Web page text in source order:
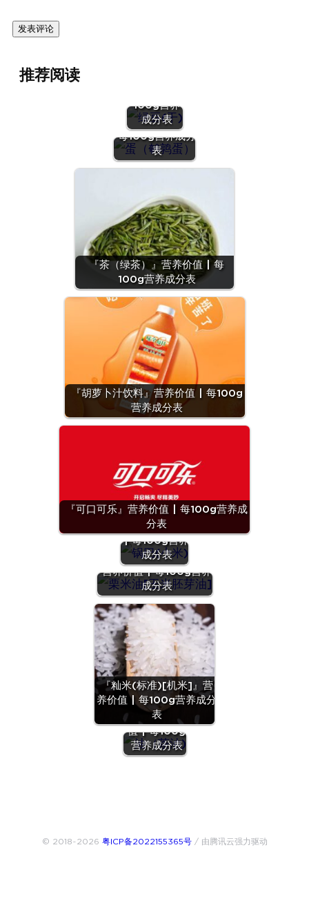
推荐阅读
100g营养
成分表
『蛋（鹌鹑
蛋）』营养价值 |
每100g营养成分
表
『茶（绿茶）』营养价值 | 每
100g营养成分表
『胡萝卜汁饮料』营养价值 | 每100g
营养成分表
『可口可乐』营养价值 | 每100g营养成
分表
『锅巴(小
米)』营养价值
| 每100g营养
成分表
『栗米油[玉米胚芽油]』
营养价值 | 每100g营养
成分表
『籼米(标准)[机米]』营
养价值 | 每100g营养成分
表
『油（茶
油)』营养价
值 | 每100g
营养成分表
© 2018~2026 粤ICP备2022155365号/ 由腾讯云强力驱动